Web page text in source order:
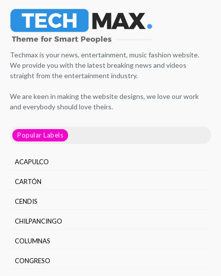
Techmax is your news, entertainment, music fashion website.
We provide you with the latest breaking news and videos
straight from the entertainment industry.
We are keen in making the website designs, we love our work
and everybody should love theirs.
Popular Labels
ACAPULCO
CARTÓN
CENDIS
CHILPANCINGO
COLUMNAS
CONGRESO